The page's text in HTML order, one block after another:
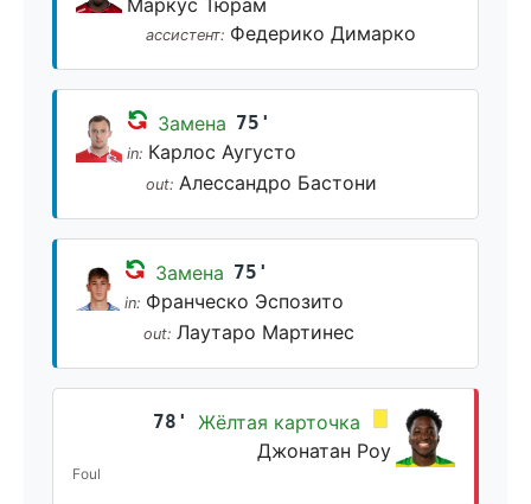
Маркус Тюрам
ассистент: Федерико Димарко
Замена 75'
in: Карлос Аугусто
out: Алессандро Бастони
Замена 75'
in: Франческо Эспозито
out: Лаутаро Мартинес
78'
Жёлтая карточка
Джонатан Роу
Foul